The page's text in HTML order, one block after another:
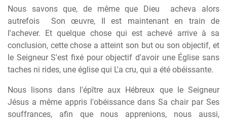
Nous savons que, de même que Dieu
acheva alors
autrefois
Son œuvre, Il est maintenant en train de
l'achever. Et quelque chose qui est achevé arrive à sa
conclusion, cette chose a atteint son but ou son objectif, et
le Seigneur S'est fixé pour objectif d'avoir une Église sans
taches ni rides, une église qui L'a cru, qui a été obéissante.
Nous lisons dans l'épître aux Hébreux que le Seigneur
Jésus a même appris l'obéissance dans Sa chair par Ses
souffrances, afin que nous apprenions, nous aussi,